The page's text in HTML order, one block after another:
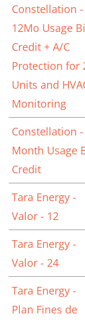
Constellation -
12Mo Usage
Credit + A/C
Protection for
Units and
Monitoring
Constellation
Month Usage
Credit
Tara Energy -
Valor - 12
Tara Energy -
Valor - 24
Tara Energy -
Plan Fines de